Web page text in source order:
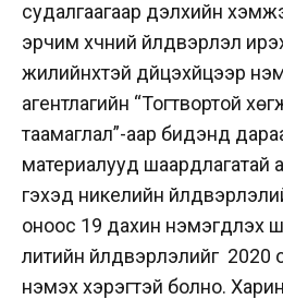
судалгаагаар дэлхийн
эрчим хүчний үйлдвэрлэл
жилийнхтэй дүйцэхүйцээр
агентлагийн “Тогтвортой
таамаглал”-аар бидэнд
материалууд шаардлагатай
гэхэд никелийн
оноос 19 дахин нэмэгдүүлэх
литийн үйлдвэрлэлийг 2020
нэмэх хэрэгтэй болно.